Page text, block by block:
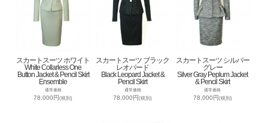
スカートスーツ ホワイト
White Collarless One
Button Jacket & Pencil Skirt
Ensemble
通常価格
78,000円(税別)
スカートスーツ ブラック
レオパード
Black Leopard Jacket &
Pencil Skirt
通常価格
78,000円(税別)
スカートスーツ シルバー
グレー
Silver Gray Peplum Jacket
& Pencil Skirt
通常価格
78,000円(税別)